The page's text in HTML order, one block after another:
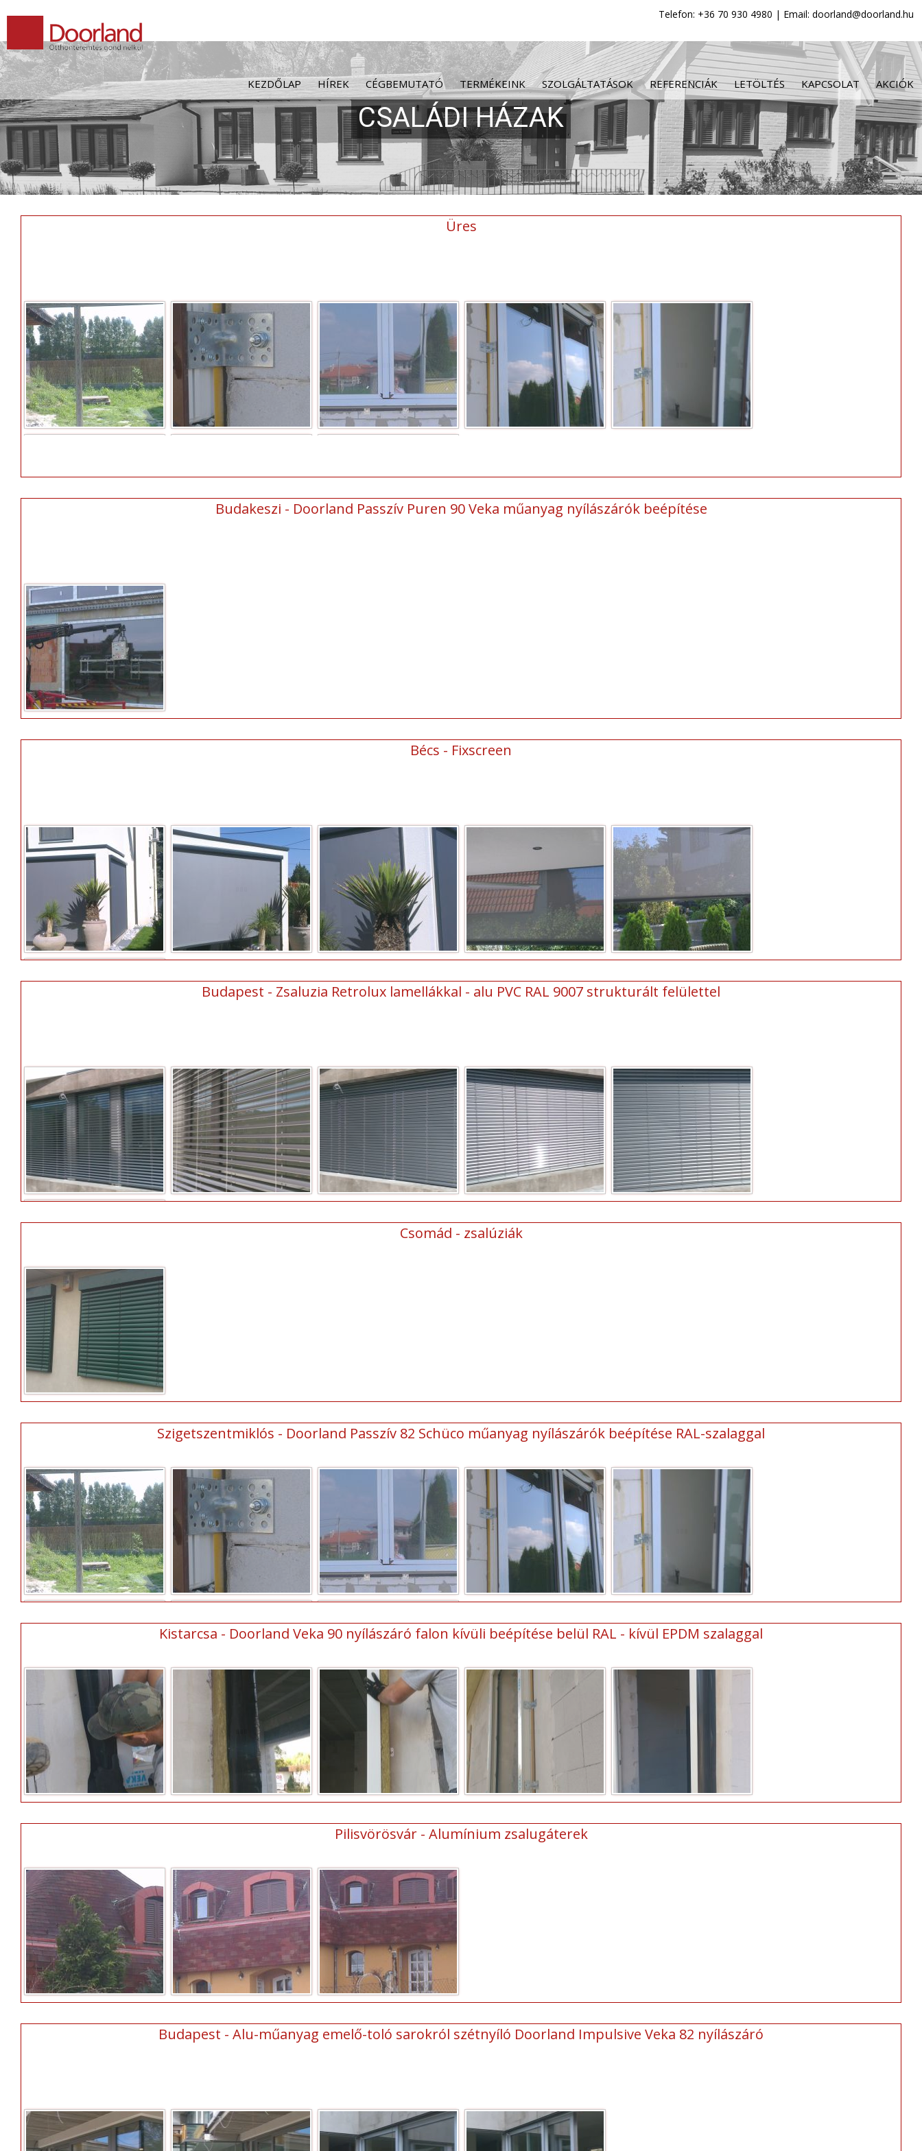
tartalomba
Telefon: +36 70 930 4980 | Email: doorland@doorland.hu
KEZDŐLAP HÍREK CÉGBEMUTATÓ TERMÉKEINK SZOLGÁLTATÁSOK REFERENCIÁK LETÖLTÉS KAPCSOLAT AKCIÓK
Üres
Budakeszi - Doorland Passzív Puren 90 Veka műanyag nyílászárók beépítése
Bécs - Fixscreen
Budapest - Zsaluzia Retrolux lamellákkal - alu PVC RAL 9007 strukturált felülettel
Csomád - zsalúziák
Szigetszentmiklós - Doorland Passzív 82 Schüco műanyag nyílászárók beépítése RAL-szalaggal
Kistarcsa - Doorland Veka 90 nyílászáró falon kívüli beépítése belül RAL - kívül EPDM szalaggal
Pilisvörösvár - Alumínium zsalugáterek
Budapest - Alu-műanyag emelő-toló sarokról szétnyíló Doorland Impulsive Veka 82 nyílászáró